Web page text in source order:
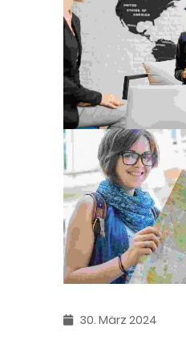
30. März 2024